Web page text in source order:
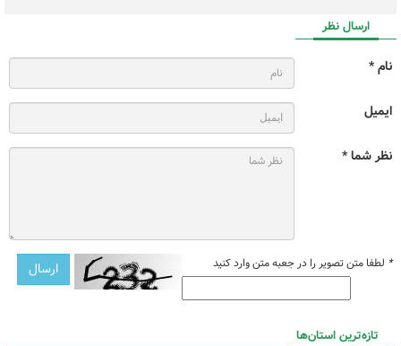
ارسال نظر
نام *
ایمیل
نظر شما *
* لطفا متن تصویر را در جعبه متن وارد کنید
تازه‌ترین استان‌ها